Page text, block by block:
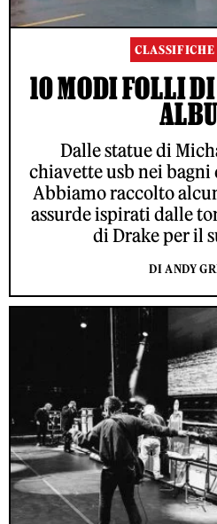
CLASSIFICHE
10 MODI FOLLI
Dalle statue di
chiavette usb nei
Abbiamo raccolto
assurde ispirati dalle
di Drake per il
DI ANDY